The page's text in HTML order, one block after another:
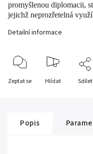
promyšlenou diplomacii,
jejichž neprozřetelná
Detailní informace
Zeptat se Hlídat Sdílet
Popis